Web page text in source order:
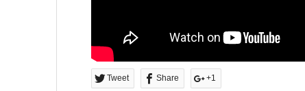
Tweet Share +1